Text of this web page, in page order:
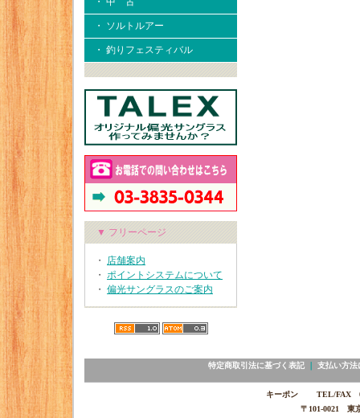
・ ソルトルアー
・ 釣りフェスティバル
▼ フリーページ
・ 店舗案内
・ ポイントシステムについて
・ 偏光サングラスのご案内
特定商取引法に基づく表記｜ 支払い方法
キーポン TEL/FAX
〒101-0021 東